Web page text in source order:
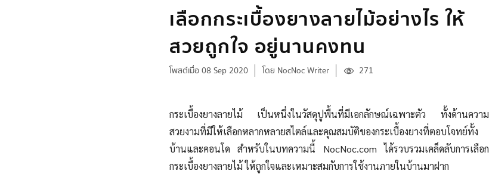
เลือกกระเบื้องยางลายไม้อย่างไร ให้
สวยถูกใจ อยู่นานคงทน
โพสต์เมื่อ 08 Sep 2020 โดย NocNoc Writer 271
กระเบื้องยางลายไม้ เป็นหนึ่งในวัสดุปูพื้นที่มีเอกลักษณ์เฉพาะตัว ทั้งด้านความ
สวยงามที่มีให้เลือกหลากหลายสไตล์และคุณสมบัติของกระเบื้องยางที่ตอบโจทย์ทั้ง
บ้านและคอนโด สำหรับในบทความนี้ NocNoc.com ได้รวบรวมเคล็ดลับการเลือก
กระเบื้องยางลายไม้ ให้ถูกใจและเหมาะสมกับการใช้งานภายในบ้านมาฝาก